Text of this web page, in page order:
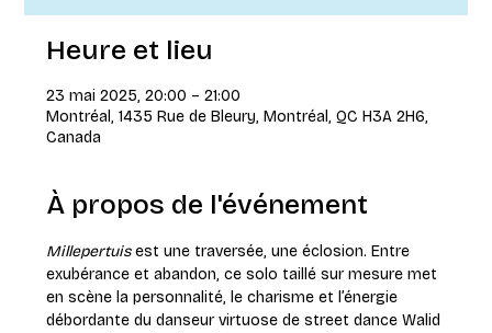
Heure et lieu
23 mai 2025, 20:00 – 21:00
Montréal, 1435 Rue de Bleury, Montréal, QC H3A 2H6,
Canada
À propos de l'événement
Millepertuis est une traversée, une éclosion. Entre
exubérance et abandon, ce solo taillé sur mesure met
en scène la personnalité, le charisme et l’énergie
débordante du danseur virtuose de street dance Walid